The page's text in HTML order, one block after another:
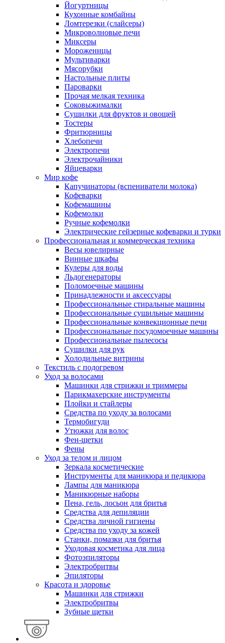
Йогуртницы
Кухонные комбайны
Ломтерезки (слайсеры)
Микроволновые печи
Миксеры
Мороженицы
Мультиварки
Мясорубки
Настольные плиты
Пароварки
Прочая мелкая техника
Соковыжималки
Сушилки для фруктов и овощей
Тостеры
Фритюрницы
Хлебопечи
Электропечи
Электрочайники
Яйцеварки
Мир кофе
Капучинаторы (вспениватели молока)
Кофеварки
Кофемашины
Кофемолки
Ручные кофемолки
Электрические гейзерные кофеварки и турки
Профессиональная и коммерческая техника
Весы ювелирные
Винные шкафы
Кулеры для воды
Льдогенераторы
Поломоечные машины
Принадлежности и аксессуары
Профессиональные стиральные машины
Профессиональные сушильные машины
Профессиональные конвекционные печи
Профессиональные посудомоечные машины
Профессиональные пылесосы
Сушилки для рук
Холодильные витрины
Текстиль с подогревом
Уход за волосами
Машинки для стрижки и триммеры
Парикмахерские инструменты
Плойки и стайлеры
Средства по уходу за волосами
Термобигуди
Утюжки для волос
Фен-щетки
Фены
Уход за телом и лицом
Зеркала косметические
Инструменты для маникюра и педикюра
Лампы для маникюра
Маникюрные наборы
Пена, гель, лосьон для бритья
Средства для депиляции
Средства личной гигиены
Средства по уходу за кожей
Станки, помазки для бритья
Уходовая косметика для лица
Фотоэпиляторы
Электробритвы
Эпиляторы
Красота и здоровье
Машинки для стрижки
Электробритвы
Зубные щетки